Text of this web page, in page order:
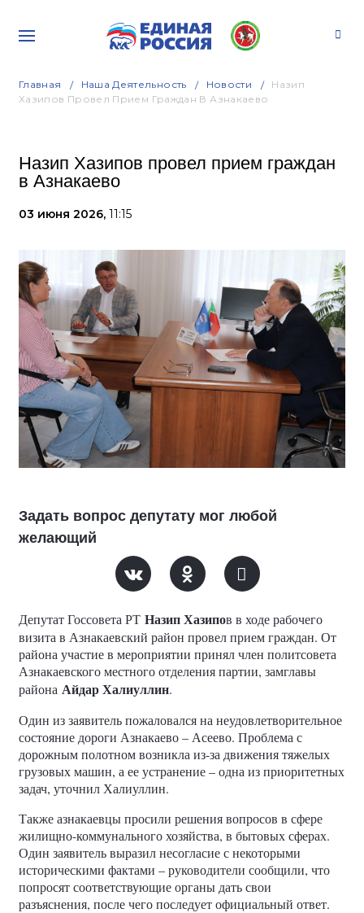
Главная Наша Деятельность Новости
Назип
Хазипов Провел Прием Граждан В Азнакаево
Назип Хазипов провел прием граждан
в Азнакаево
03 июня 2026, 11:15
Задать вопрос депутату мог любой
желающий
Депутат Госсовета РТ Назип Хазипов в ходе рабочего
визита в Азнакаевский район провел прием граждан. От
района участие в мероприятии принял член политсовета
Азнакаевского местного отделения партии, замглавы
района Айдар Халиуллин.
Один из заявитель пожаловался на неудовлетворительное
состояние дороги Азнакаево – Асеево. Проблема с
дорожным полотном возникла из-за движения тяжелых
грузовых машин, а ее устранение – одна из приоритетных
задач, уточнил Халиуллин.
Также азнакаевцы просили решения вопросов в сфере
жилищно-коммунального хозяйства, в бытовых сферах.
Один заявитель выразил несогласие с некоторыми
историческими фактами – руководители сообщили, что
попросят соответствующие органы дать свои
разъяснения, после чего последует официальный ответ.